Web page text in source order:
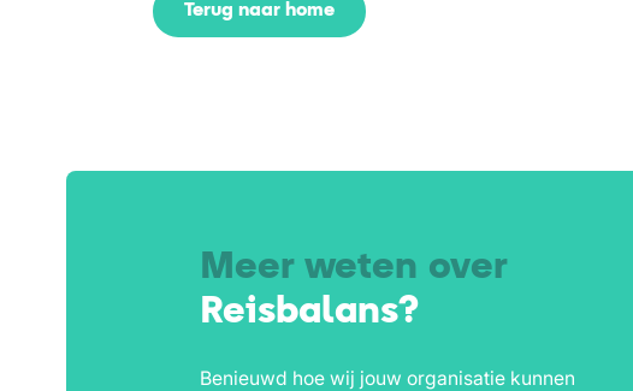
Terug naar home
Meer weten over
Reisbalans?
Benieuwd hoe wij jouw organisatie kunnen